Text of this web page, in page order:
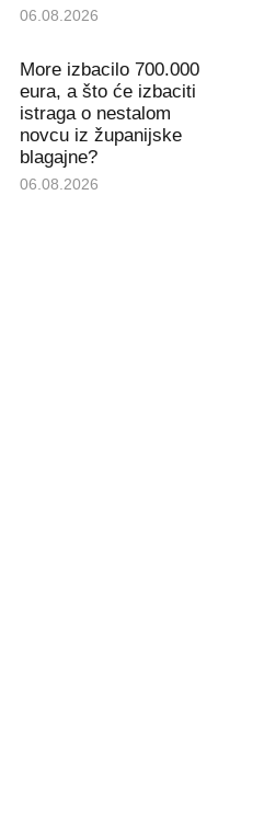
06.08.2026
More izbacilo 700.000
eura, a što će izbaciti
istraga o nestalom
novcu iz županijske
blagajne?
06.08.2026